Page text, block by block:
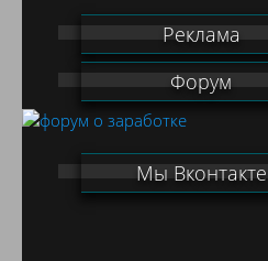
Реклама
Форум
Мы Вконтакте